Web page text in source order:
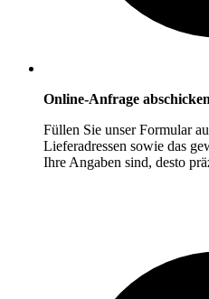
Online-Anfrage abschicken
Füllen Sie unser Formular
Lieferadressen sowie das
Ihre Angaben sind, desto